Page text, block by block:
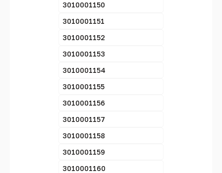
3010001150
3010001151
3010001152
3010001153
3010001154
3010001155
3010001156
3010001157
3010001158
3010001159
3010001160